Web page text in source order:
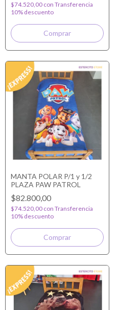
$74.520,00 con Transferencia
10% descuento
MANTA POLAR P/1 y 1/2
PLAZA PAW PATROL
$82.800,00
$74.520,00 con Transferencia
10% descuento